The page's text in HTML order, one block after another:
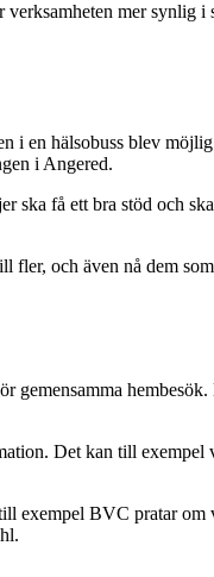
mer synlig
en hälsobuss blev
i Angered.
få ett bra stöd och
och även nå dem
Det kan till
exempel BVC pratar